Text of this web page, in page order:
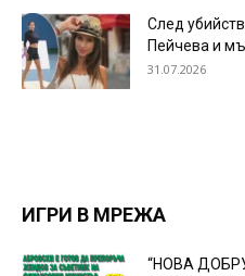
След
Пейчева и
31.07.2026
ИГРИ В МРЕЖА
“НОВА